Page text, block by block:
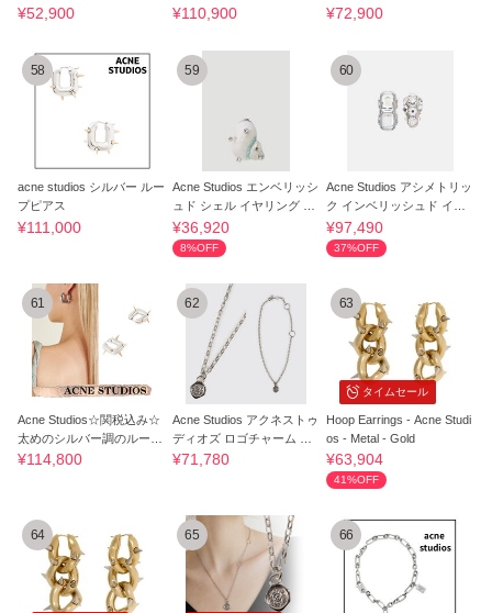
¥52,900 ¥110,900 ¥72,900
58
acne studios シルバー ルー
プピアス
¥111,000
59
Acne Studios エンベリッシ
ュド シェル イヤリング C5
0336 ASE
¥36,920
8%OFF
60
Acne Studios アシメトリッ
ク インベリッシュド イヤ
リング
¥97,490
37%OFF
61
Acne Studios☆関税込み☆
太めのシルバー調のループ
ピアス
¥114,800
62
Acne Studios アクネストゥ
ディオズ ロゴチャーム ネ
ックレス
¥71,780
タイムセール
63
Hoop Earrings - Acne Studi
os - Metal - Gold
¥63,904
41%OFF
64 65 66